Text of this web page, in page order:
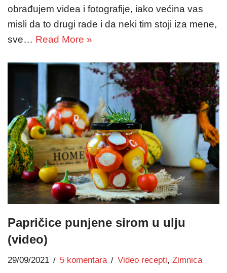
obrađujem videa i fotografije, iako većina vas
misli da to drugi rade i da neki tim stoji iza mene,
sve… Read More »
Papričice punjene sirom u ulju
(video)
29/09/2021 5 komentara Video recepti, Zimnica